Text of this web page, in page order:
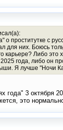
о проститутке с
для них. Боюсь
карьере? Либо
года, либо он
Я лучше "Ночи
года" 3 октября
это